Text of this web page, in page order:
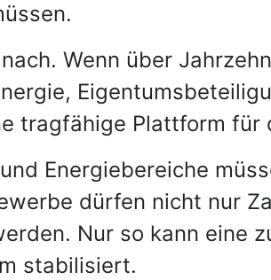
Wenn über
tragfähige Plattform für
Energiebereiche
dürfen nicht nur
Nur so kann eine
stabilisiert.